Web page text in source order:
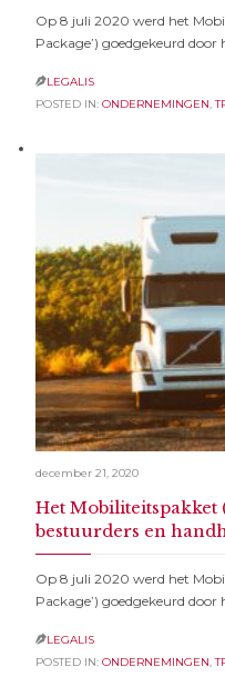
Op 8 juli 2020 werd het
Package’) goedgekeurd door
LEGALIS
POSTED IN: ONDERNEMINGEN,
december 21, 2020
Het Mobiliteitspakket
bestuurders en
Op 8 juli 2020 werd het
Package’) goedgekeurd door
LEGALIS
POSTED IN: ONDERNEMINGEN,